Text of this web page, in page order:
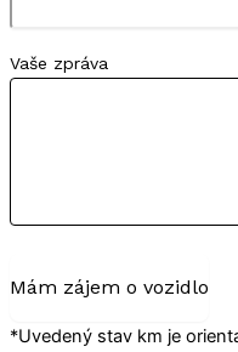
Vaše zpráva
Mám zájem o vozidlo
*Uvedený stav km je